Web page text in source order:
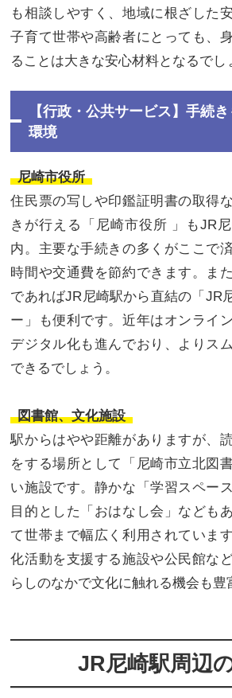
も相談しやすく、地域に根ざした
子育て世帯や高齢者にとっても、
ることは大きな安心材料となるでし
【行政・公共サービス】手続
環境
尼崎市役所
住民票の写しや印鑑証明書の取得
きが行える「尼崎市役所 」もJR
内。主要な手続きの多くがここで
時間や交通費を節約できます。ま
であればJR尼崎駅から直結の「JR
ー」も便利です。近年はオンライ
デジタル化も進んでおり、よりス
できるでしょう。
図書館、文化施設
駅からはやや距離がありますが、
をする場所として「尼崎市立北図
い施設です。静かな「学習スペー
目的とした「おはなし会」なども
て世帯まで幅広く利用されていま
化活動を支援する施設や公民館な
らしのなかで文化に触れる機会も豊
JR尼崎駅周辺